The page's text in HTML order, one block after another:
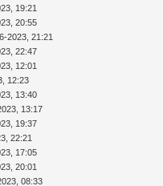
19:21
20:55
2023, 21:21
22:47
12:01
12:23
13:40
13:17
19:37
22:21
17:05
20:01
08:33